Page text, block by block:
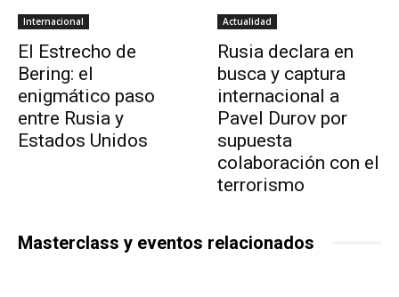
Internacional
El Estrecho de
Bering: el
enigmático paso
entre Rusia y
Estados Unidos
Actualidad
Rusia declara en
busca y captura
internacional a
Pavel Durov por
supuesta
colaboración con el
terrorismo
Masterclass y eventos relacionados